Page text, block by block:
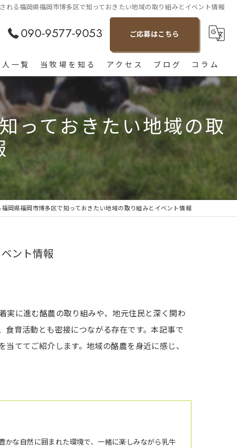
れる福岡県福岡市博多区で知っておきたい地域の取り組みとイベント情報
090-9577-9053 ご応募はこちら
一覧 当牧場を知る
朝倉市の酪農
経験者
未経験
アルバイト
転職
アクセス ブログ コラム
っておきたい地域の取
岡県福岡市博多区で知っておきたい地域の取り組みとイベント情報
ント情報
実に進む酪農の取り組みや、地元住民と深く関わ
育活動とも密接につながる存在です。本記事で
ててご紹介します。地域の酪農を身近に感じ、
な自然に囲まれた環境で、一緒に楽しみながら乳牛